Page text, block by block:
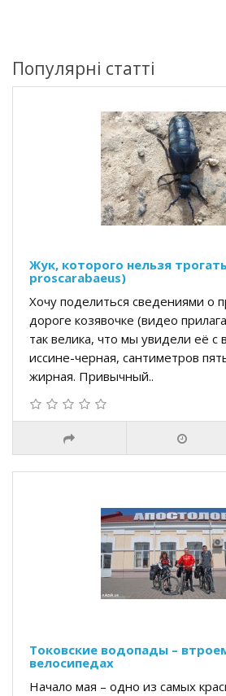
Популярні статті
Жук, которого нельзя
proscarabaeus)
Хочу поделиться сведениями о
дороге козявочке (видео
так велика, что мы увидели её с
иссине-черная, сантиметров
жирная. Привычный..
Токовские водопады –
велосипедах
Начало мая – одно из самых